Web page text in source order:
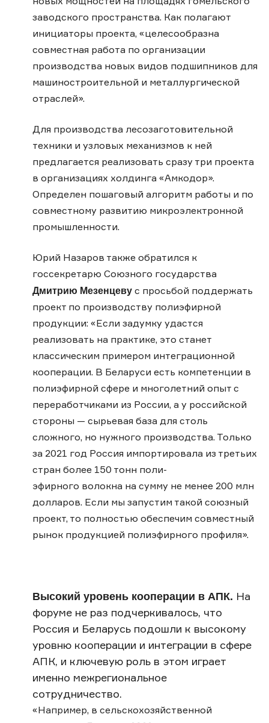
заводского пространства. Как полагают
инициаторы проекта, «целесообразна
совместная работа по организации
производства новых видов подшипников для
машиностроительной и металлургической
отраслей».
Для производства лесозаготовительной
техники и узловых механизмов к ней
предлагается реализовать сразу три проекта
в организациях холдинга «Амкодор».
Определен пошаговый алгоритм работы и по
совместному развитию микроэлектронной
промышленности.
Юрий Назаров также обратился к
госсекретарю Союзного государства
Дмитрию Мезенцевус просьбой поддержать
проект по производству полиэфирной
продукции: «Если задумку удастся
реализовать на практике, это станет
классическим примером интеграционной
кооперации. В Беларуси есть компетенции в
полиэфирной сфере и многолетний опыт с
переработчиками из России, а у российской
стороны — сырьевая база для столь
сложного, но нужного производства. Только
за 2021 год Россия импортировала из третьих
стран более 150 тонн поли-
эфирного волокна на сумму не менее 200 млн
долларов. Если мы запустим такой союзный
проект, то полностью обеспечим совместный
рынок продукцией полиэфирного профиля».
Высокий уровень кооперации в АПК. На
форуме не раз подчеркивалось, что
Россия и Беларусь подошли к высокому
уровню кооперации и интеграции в сфере
АПК, и ключевую роль в этом играет
именно межрегиональное
сотрудничество.
«Например, в сельскохозяйственной